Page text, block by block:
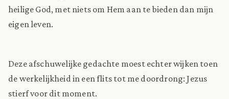
heilige God, met niets om Hem aan te bieden dan mijn
eigen leven.
Deze afschuwelijke gedachte moest echter wijken toen
de werkelijkheid in een flits tot me doordrong: Jezus
stierf voor dit moment.